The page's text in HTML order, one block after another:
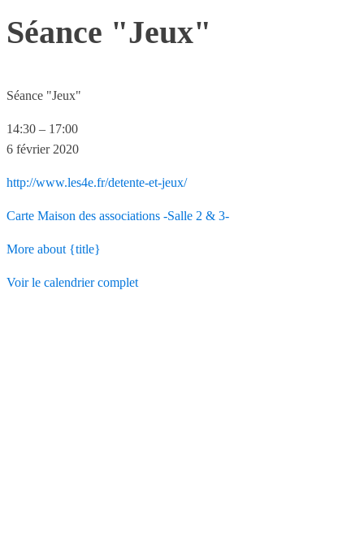
Séance "Jeux"
Séance "Jeux"
14:30 – 17:00
6 février 2020
http://www.les4e.fr/detente-et-jeux/
Carte Maison des associations -Salle 2 & 3-
More about {title}
Voir le calendrier complet